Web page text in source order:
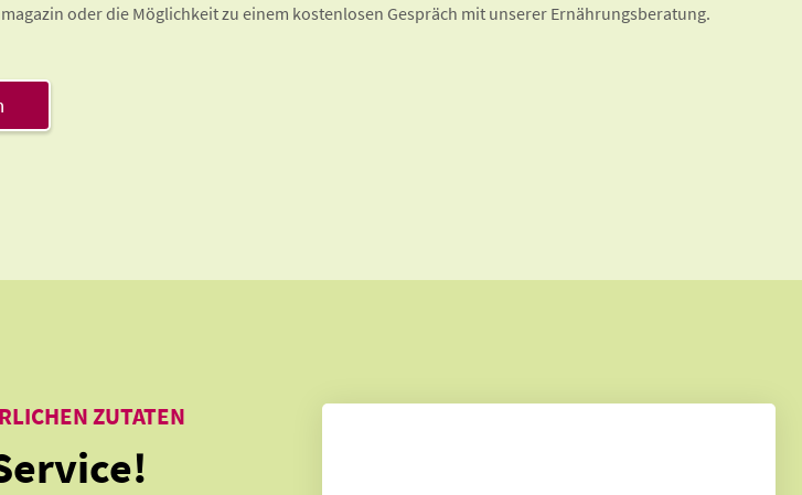
oder die Möglichkeit zu einem kostenlosen Gespräch mit unserer Ernährungsberatung.
ZUTATEN